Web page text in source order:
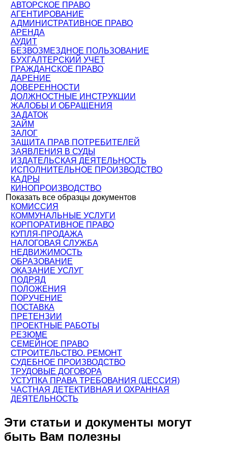
АВТОРСКОЕ ПРАВО
АГЕНТИРОВАНИЕ
АДМИНИСТРАТИВНОЕ ПРАВО
АРЕНДА
АУДИТ
БЕЗВОЗМЕЗДНОЕ ПОЛЬЗОВАНИЕ
БУХГАЛТЕРСКИЙ УЧЕТ
ГРАЖДАНСКОЕ ПРАВО
ДАРЕНИЕ
ДОВЕРЕННОСТИ
ДОЛЖНОСТНЫЕ ИНСТРУКЦИИ
ЖАЛОБЫ И ОБРАЩЕНИЯ
ЗАДАТОК
ЗАЙМ
ЗАЛОГ
ЗАЩИТА ПРАВ ПОТРЕБИТЕЛЕЙ
ЗАЯВЛЕНИЯ В СУДЫ
ИЗДАТЕЛЬСКАЯ ДЕЯТЕЛЬНОСТЬ
ИСПОЛНИТЕЛЬНОЕ ПРОИЗВОДСТВО
КАДРЫ
КИНОПРОИЗВОДСТВО
Показать все образцы документов
КОМИССИЯ
КОММУНАЛЬНЫЕ УСЛУГИ
КОРПОРАТИВНОЕ ПРАВО
КУПЛЯ-ПРОДАЖА
НАЛОГОВАЯ СЛУЖБА
НЕДВИЖИМОСТЬ
ОБРАЗОВАНИЕ
ОКАЗАНИЕ УСЛУГ
ПОДРЯД
ПОЛОЖЕНИЯ
ПОРУЧЕНИЕ
ПОСТАВКА
ПРЕТЕНЗИИ
ПРОЕКТНЫЕ РАБОТЫ
РЕЗЮМЕ
СЕМЕЙНОЕ ПРАВО
СТРОИТЕЛЬСТВО. РЕМОНТ
СУДЕБНОЕ ПРОИЗВОДСТВО
ТРУДОВЫЕ ДОГОВОРА
УСТУПКА ПРАВА ТРЕБОВАНИЯ (ЦЕССИЯ)
ЧАСТНАЯ ДЕТЕКТИВНАЯ И ОХРАННАЯ
ДЕЯТЕЛЬНОСТЬ
Эти статьи и документы могут
быть Вам полезны